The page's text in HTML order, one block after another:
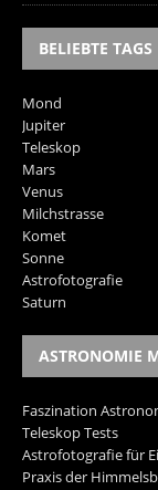
BELIEBTE TAGS
Mond
Jupiter
Teleskop
Mars
Venus
Milchstrasse
Komet
Sonne
Astrofotografie
Saturn
ASTRONOMIE
Faszination
Teleskop Tests
Astrofotografie für
Praxis der